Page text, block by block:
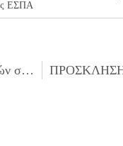
ΕΣΠΑ
Προμήθεια ειδών σημαιοστολισμού